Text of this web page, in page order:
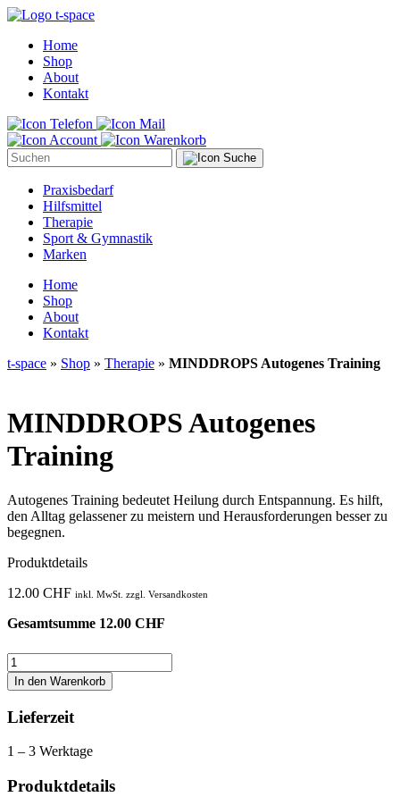
Home
Shop
About
Kontakt
Suche
Praxisbedarf
Hilfsmittel
Therapie
Sport & Gymnastik
Marken
Home
Shop
About
Kontakt
t-space » Shop » Therapie » MINDDROPS Autogenes Training
MINDDROPS Autogenes
Training
Autogenes Training bedeutet Heilung durch Entspannung. Es hilft,
den Alltag gelassener zu meistern und Herausforderungen besser zu
begegnen.
Produktdetails
12.00 CHF inkl. MwSt. zzgl. Versandkosten
Gesamtsumme 12.00 CHF
MINDDROPS
Autogenes
Training
Menge
In den Warenkorb
Lieferzeit
1 – 3 Werktage
Produktdetails